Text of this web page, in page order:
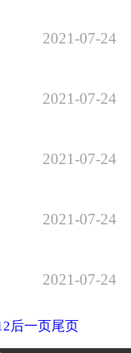
2021-07-24
2021-07-24
2021-07-24
2021-07-24
2021-07-24
2后一页尾页